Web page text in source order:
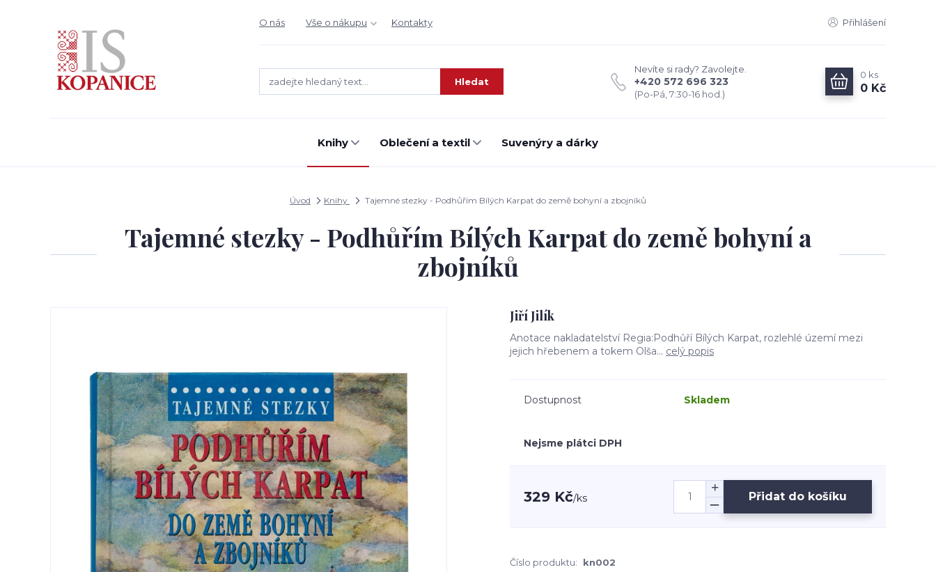
O nás Vše o nákupu Kontakty Přihlášení
Hledat
Nevíte si rady? Zavolejte.
+420 572 696 323
(Po-Pá, 7:30-16 hod.)
0 ks
0 Kč
Knihy Oblečení a textil Suvenýry a dárky
Úvod Knihy Tajemné stezky - Podhůřím Bílých Karpat do země bohyní a zbojníků
Tajemné stezky - Podhůřím Bílých Karpat do země bohyní a
zbojníků
Jiří Jilík
Anotace nakladatelství Regia:Podhůří Bílých Karpat, rozlehlé území mezi
jejich hřebenem a tokem Olša... celý popis
Dostupnost Skladem
Nejsme plátci DPH
329 Kč/ks Přidat do košíku
Číslo produktu: kn002